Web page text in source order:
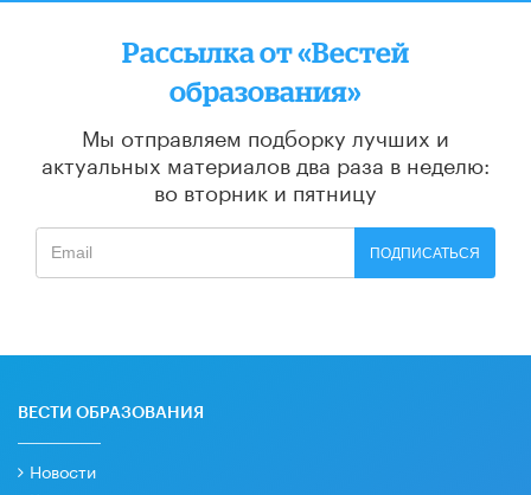
Рассылка от «Вестей
образования»
Мы отправляем подборку лучших и
актуальных материалов два раза в неделю:
во вторник и пятницу
ПОДПИСАТЬСЯ
ВЕСТИ ОБРАЗОВАНИЯ
Новости